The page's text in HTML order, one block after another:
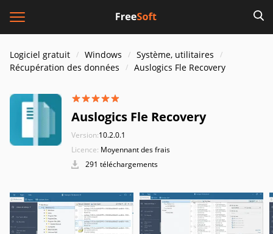
Logiciel gratuit Windows
Système, utilitaires
Récupération des données
Auslogics Fle Recovery
Auslogics Fle Recovery
Version:10.2.0.1
Licence: Moyennant des frais
291 téléchargements